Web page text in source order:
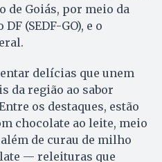
de Goiás, por meio da
(SEDF-GO), e o
delícias que unem
da região ao sabor
os destaques, estão
chocolate ao leite, meio
de curau de milho
— releituras que